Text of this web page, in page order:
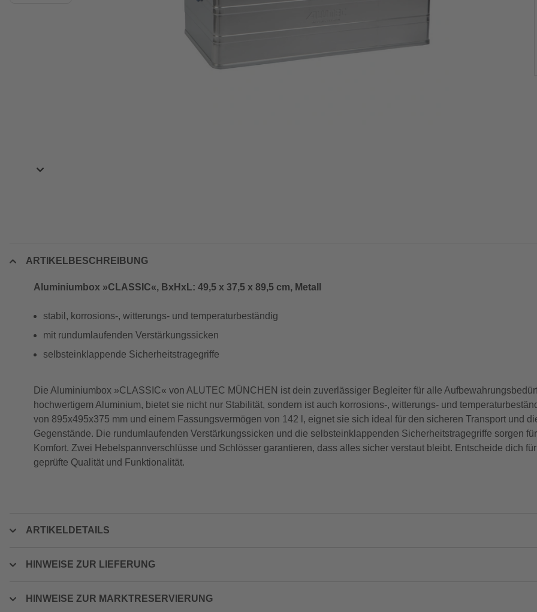
ARTIKELBESCHREIBUNG
Aluminiumbox »CLASSIC«, BxHxL: 49,5 x 37,5 x 89,5 cm, Metall
stabil, korrosions-, witterungs- und temperaturbeständig
mit rundumlaufenden Verstärkungssicken
selbsteinklappende Sicherheitstragegriffe
Die Aluminiumbox »CLASSIC« von ALUTEC MÜNCHEN ist dein zuverlässiger Begleiter für alle
hochwertigem Aluminium, bietet sie nicht nur Stabilität, sondern ist auch korrosions-, witterungs- und
von 895x495x375 mm und einem Fassungsvermögen von 142 l, eignet sie sich ideal für den sicheren Transport und
Gegenstände. Die rundumlaufenden Verstärkungssicken und die selbsteinklappenden Sicherheitstragegriffe sorgen
Komfort. Zwei Hebelspannverschlüsse und Schlösser garantieren, dass alles sicher verstaut bleibt. Entscheide dich
geprüfte Qualität und Funktionalität.
ARTIKELDETAILS
HINWEISE ZUR LIEFERUNG
HINWEISE ZUR MARKTRESERVIERUNG